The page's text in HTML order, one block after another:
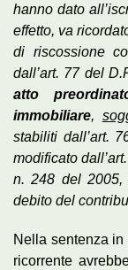
hanno dato
effetto, va
di riscossione
dall’art. 77 del
atto
immobiliare,
stabiliti dall’art.
modificato
n. 248 del
debito del
Nella sentenza in
ricorrente